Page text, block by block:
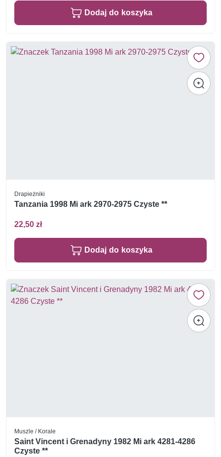
Dodaj do koszyka
Drapieżniki
Tanzania 1998 Mi ark 2970-2975 Czyste **
22,50 zł
Dodaj do koszyka
Muszle / Korale
Saint Vincent i Grenadyny 1982 Mi ark 4281-4286
Czyste **